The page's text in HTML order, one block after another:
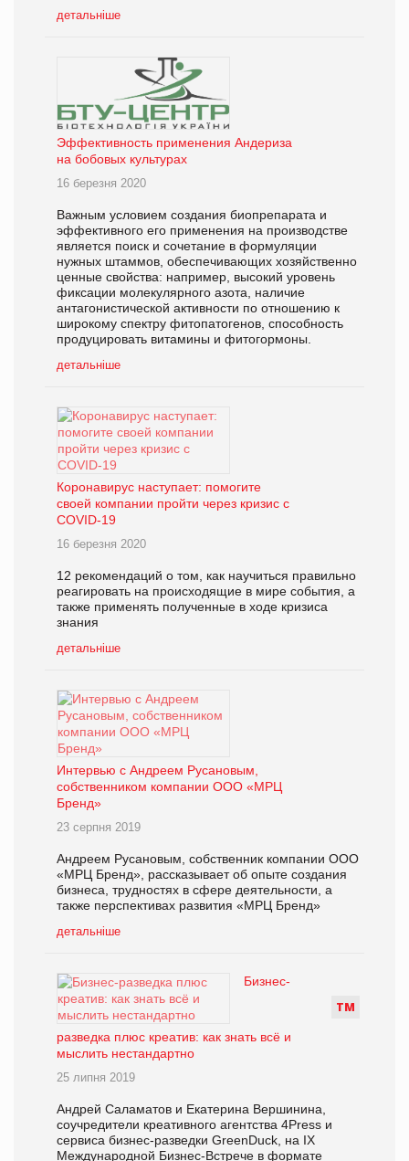
детальніше
Эффективность применения Андериза
на бобовых культурах
16 березня 2020
Важным условием создания биопрепарата и
эффективного его применения на производстве
является поиск и сочетание в формуляции
нужных штаммов, обеспечивающих хозяйственно
ценные свойства: например, высокий уровень
фиксации молекулярного азота, наличие
антагонистической активности по отношению к
широкому спектру фитопатогенов, способность
продуцировать витамины и фитогормоны.
детальніше
Коронавирус наступает: помогите
своей компании пройти через кризис с
COVID-19
16 березня 2020
12 рекомендаций о том, как научиться правильно
реагировать на происходящие в мире события, а
также применять полученные в ходе кризиса
знания
детальніше
Интервью с Андреем Русановым,
собственником компании ООО «МРЦ
Бренд»
23 серпня 2019
Андреем Русановым, собственник компании ООО
«МРЦ Бренд», рассказывает об опыте создания
бизнеса, трудностях в сфере деятельности, а
также перспективах развития «МРЦ Бренд»
детальніше
ТМ
Бизнес-
разведка плюс креатив: как знать всё и
мыслить нестандартно
25 липня 2019
Андрей Саламатов и Екатерина Вершинина,
соучредители креативного агентства 4Press и
сервиса бизнес-разведки GreenDuck, на IX
Международной Бизнес-Встрече в формате